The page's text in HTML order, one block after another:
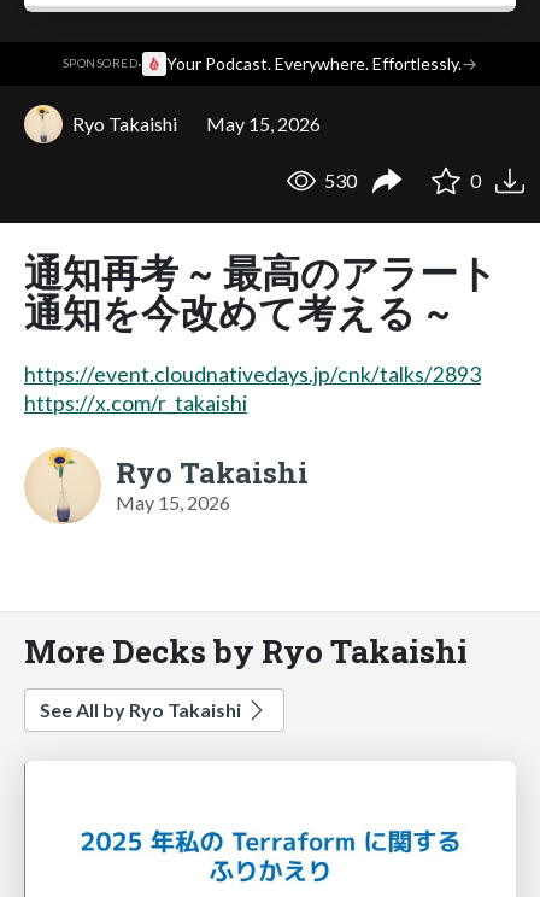
SPONSORED· Your Podcast. Everywhere. Effortlessly.→
Ryo Takaishi May 15, 2026
530 0
通知再考 ~ 最高のアラート
通知を今改めて考える ~
https://event.cloudnativedays.jp/cnk/talks/2893
https://x.com/r_takaishi
Ryo Takaishi
May 15, 2026
More Decks by Ryo Takaishi
See All by Ryo Takaishi